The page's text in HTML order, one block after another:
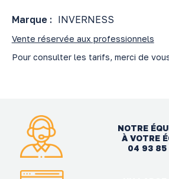
Marque : INVERNESS
Vente réservée aux professionnels
Pour consulter les tarifs, merci de
NOTRE
À VOTRE
04 93 85